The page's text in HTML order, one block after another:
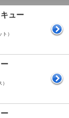
ュー
）